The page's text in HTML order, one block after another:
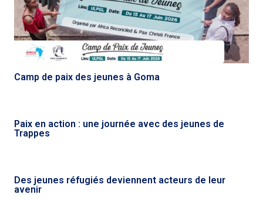
Camp de paix des jeunes à Goma
Paix en action : une journée avec des jeunes de
Trappes
Des jeunes réfugiés deviennent acteurs de leur
avenir